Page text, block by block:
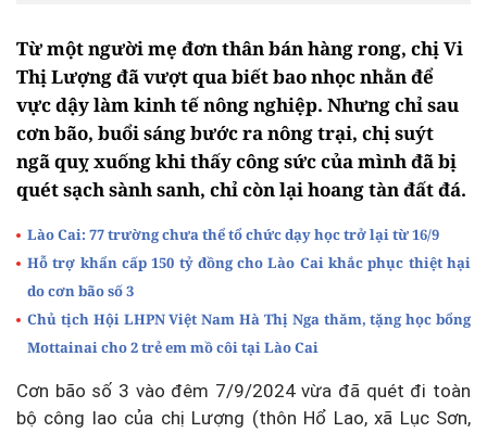
Từ một người mẹ đơn thân bán hàng rong, chị Vi
Thị Lượng đã vượt qua biết bao nhọc nhằn để
vực dậy làm kinh tế nông nghiệp. Nhưng chỉ sau
cơn bão, buổi sáng bước ra nông trại, chị suýt
ngã quỵ xuống khi thấy công sức của mình đã bị
quét sạch sành sanh, chỉ còn lại hoang tàn đất đá.
Lào Cai: 77 trường chưa thể tổ chức dạy học trở lại từ 16/9
Hỗ trợ khẩn cấp 150 tỷ đồng cho Lào Cai khắc phục thiệt hại
do cơn bão số 3
Chủ tịch Hội LHPN Việt Nam Hà Thị Nga thăm, tặng học bổng
Mottainai cho 2 trẻ em mồ côi tại Lào Cai
Cơn bão số 3 vào đêm 7/9/2024 vừa đã quét đi toàn
bộ công lao của chị Lượng (thôn Hổ Lao, xã Lục Sơn,